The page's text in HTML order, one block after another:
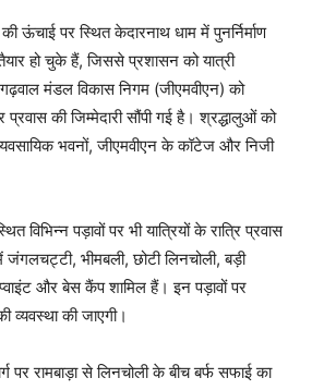
पर स्थित केदारनाथ धाम में पुनर्निर्माण
हो चुके हैं, जिससे प्रशासन को यात्री
मंडल विकास निगम (जीएमवीएन) को
प्रवास की जिम्मेदारी सौंपी गई है। श्रद्धालुओं को
व्यवसायिक भवनों, जीएमवीएन के कॉटेज और निजी
विभिन्न पड़ावों पर भी यात्रियों के रात्रि प्रवास
भीमबली, छोटी लिनचोली, बड़ी
और बेस कैंप शामिल हैं। इन पड़ावों पर
व्यवस्था की जाएगी।
पर रामबाड़ा से लिनचोली के बीच बर्फ सफाई का